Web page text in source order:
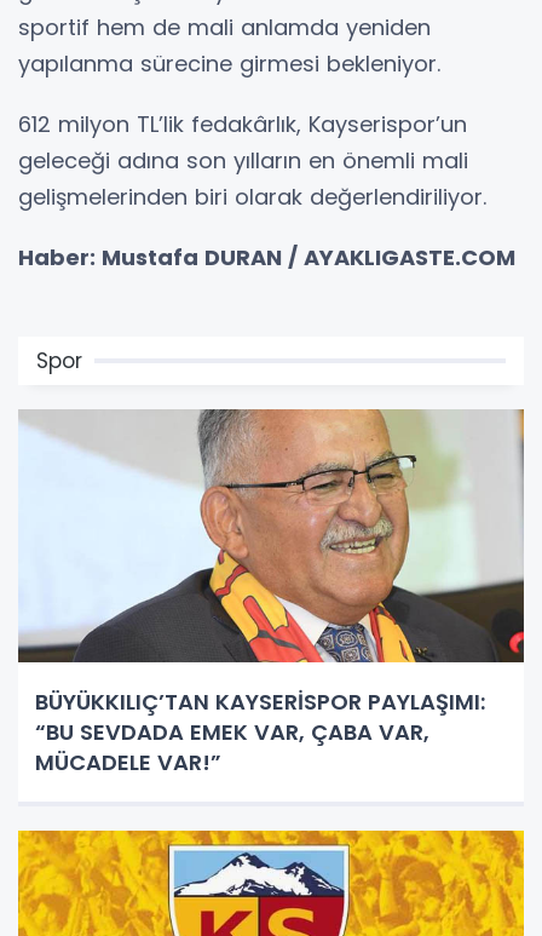
sportif hem de mali anlamda yeniden
yapılanma sürecine girmesi bekleniyor.
612 milyon TL’lik fedakârlık, Kayserispor’un
geleceği adına son yılların en önemli mali
gelişmelerinden biri olarak değerlendiriliyor.
Haber: Mustafa DURAN / AYAKLIGASTE.COM
Spor
BÜYÜKKILIÇ’TAN KAYSERİSPOR PAYLAŞIMI:
“BU SEVDADA EMEK VAR, ÇABA VAR,
MÜCADELE VAR!”